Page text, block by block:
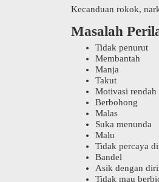
Kecanduan rokok,
Masalah
Tidak penurut
Membantah
Manja
Takut
Motivasi rendah
Berbohong
Malas
Suka menunda
Malu
Tidak percaya
Bandel
Asik dengan
Tidak mau